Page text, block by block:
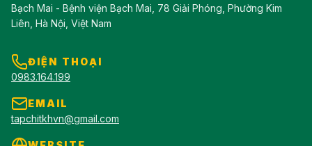
Bạch Mai - Bệnh viện Bạch Mai, 78 Giải Phóng, Phường Kim
Liên, Hà Nội, Việt Nam
ĐIỆN THOẠI
0983.164.199
EMAIL
tapchitkhvn@gmail.com